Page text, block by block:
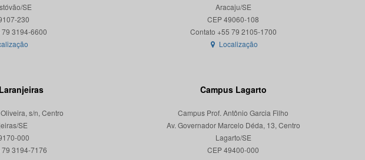
SE
230
Aracaju/SE
CEP 49060-108
Localização
s/n, Centro
SE
000
Campus Lagarto
Campus Prof. Antônio Garcia Filho
Av. Governador Marcelo Déda, 13, Centro
Lagarto/SE
CEP 49400-000